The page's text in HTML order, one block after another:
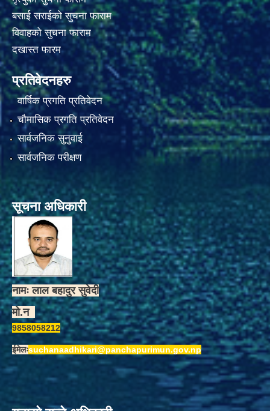
बसाई सराईको सुचना फाराम
विवाहको सुचना फाराम
दखास्त फारम
प्रतिवेदनहरु
वार्षिक प्रगति प्रतिवेदन
चौमासिक प्रगति प्रतिवेदन
सार्वजनिक सुनुवाई
सार्वजनिक परीक्षण
सूचना अधिकारी
नामः लाल बहादुर सुवेदी
मो.न
9858058212
ईमेलःsuchanaadhikari@panchapurimun.gov.np